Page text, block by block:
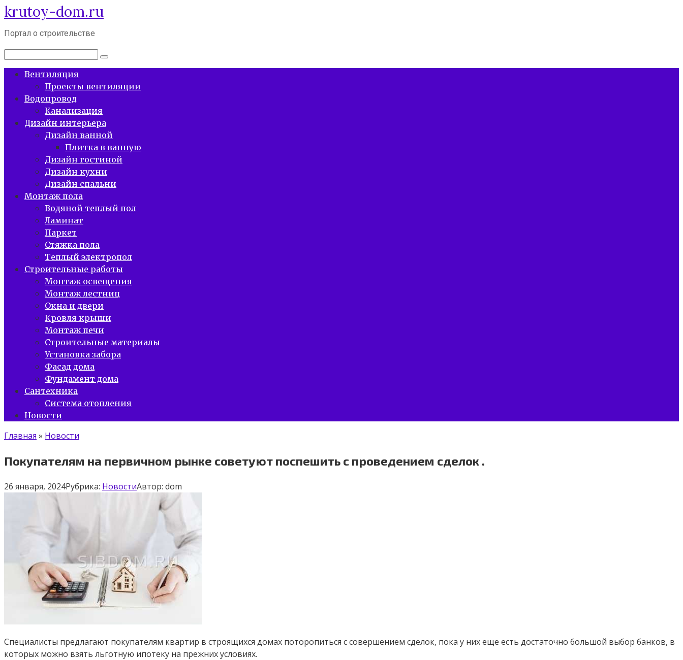
Перейти
к
контенту
krutoy-dom.ru
Портал о строительстве
Поиск:
Вентиляция
Проекты вентиляции
Водопровод
Канализация
Дизайн интерьера
Дизайн ванной
Плитка в ванную
Дизайн гостиной
Дизайн кухни
Дизайн спальни
Монтаж пола
Водяной теплый пол
Ламинат
Паркет
Стяжка пола
Теплый электропол
Строительные работы
Монтаж освещения
Монтаж лестниц
Окна и двери
Кровля крыши
Монтаж печи
Строительные материалы
Установка забора
Фасад дома
Фундамент дома
Сантехника
Система отопления
Новости
Главная » Новости
Покупателям на первичном рынке советуют поспешить с проведением сделок .
26 января, 2024Рубрика: НовостиАвтор: dom
Специалисты предлагают покупателям квартир в строящихся домах поторопиться с совершением сделок, пока у них еще есть достаточно большой выбор банков, в
которых можно взять льготную ипотеку на прежних условиях.